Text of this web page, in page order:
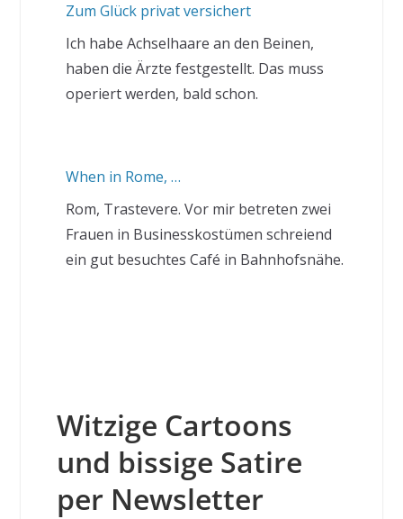
Zum Glück privat versichert
Ich habe Achselhaare an den Beinen,
haben die Ärzte festgestellt. Das muss
operiert werden, bald schon.
When in Rome, …
Rom, Trastevere. Vor mir betreten zwei
Frauen in Businesskostümen schreiend
ein gut besuchtes Café in Bahnhofsnähe.
Witzige Cartoons
und bissige Satire
per Newsletter